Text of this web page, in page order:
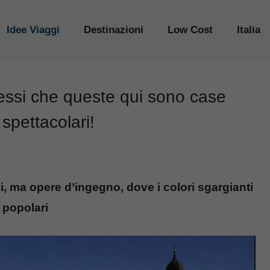
Idee Viaggi Destinazioni Low Cost Italia
che queste qui sono case
opere d’ingegno, dove i colori sgargianti
popolari